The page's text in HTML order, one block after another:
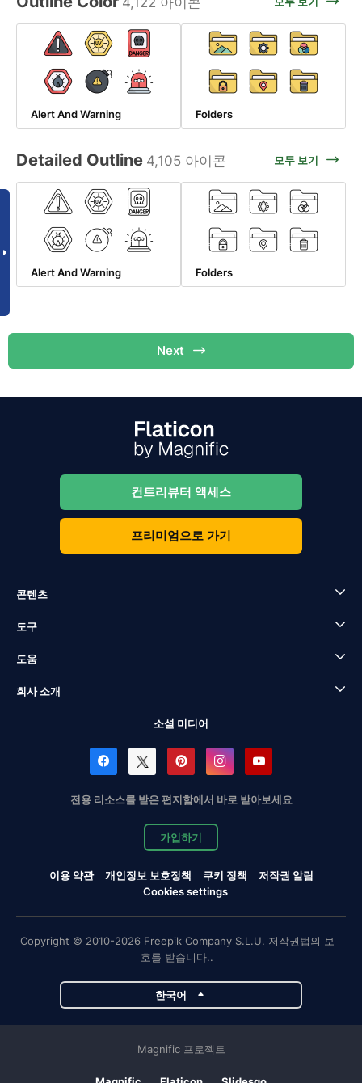
Alert And Warning Folders
Detailed Outline 4,105 아이콘 모두 보기
Alert And Warning Folders
Next
컨트리뷰터 액세스
프리미엄으로 가기
콘텐츠
도구
도움
회사 소개
소셜 미디어
전용 리소스를 받은 편지함에서 바로 받아보세요
가입하기
이용 약관 개인정보 보호정책 쿠키 정책
저작권 알림
Cookies settings
Copyright © 2010-2026 Freepik Company S.L.U. 저작권법의 보
호를 받습니다..
한국어
Magnific 프로젝트